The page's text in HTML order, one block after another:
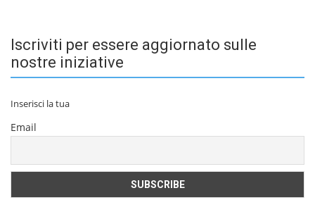
Iscriviti per essere aggiornato sulle
nostre iniziative
Inserisci la tua
Email